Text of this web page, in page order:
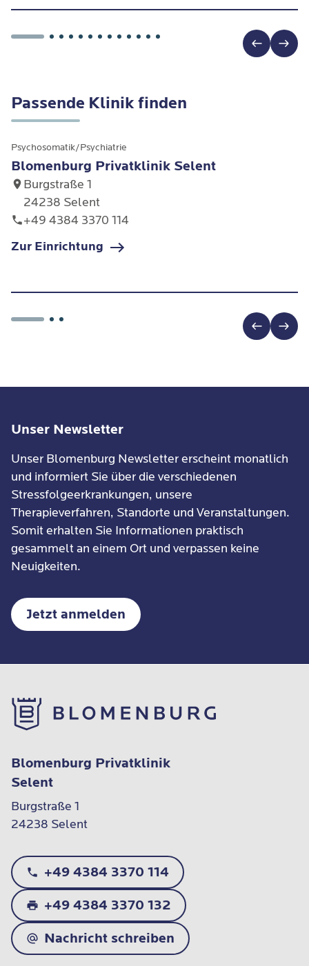
Passende Klinik finden
Psychosomatik/Psychiatrie
Blomenburg Privatklinik Selent
Burgstraße 1
24238 Selent
+49 4384 3370 114
Zur Einrichtung
Unser Newsletter
Unser Blomenburg Newsletter erscheint monatlich
und informiert Sie über die verschiedenen
Stressfolgeerkrankungen, unsere
Therapieverfahren, Standorte und Veranstaltungen.
Somit erhalten Sie Informationen praktisch
gesammelt an einem Ort und verpassen keine
Neuigkeiten.
Jetzt anmelden
Blomenburg Privatklinik
Selent
Burgstraße 1
24238 Selent
+49 4384 3370 114
+49 4384 3370 132
Nachricht schreiben